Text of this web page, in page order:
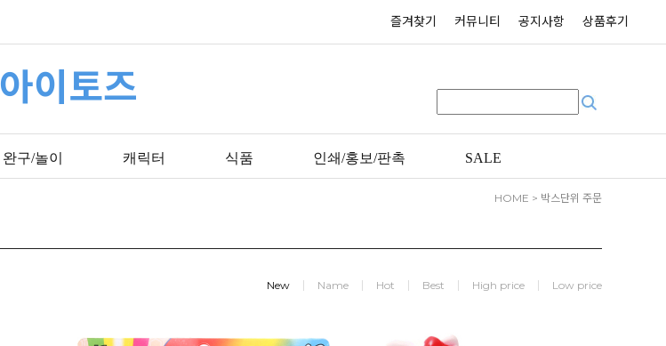
즐겨찾기 커뮤니티 공지사항 상품후기
아이토즈
완구/놀이 캐릭터 식품 인쇄/홍보/판촉 SALE
HOME > 박스단위 주문
New Name Hot Best High price Low price